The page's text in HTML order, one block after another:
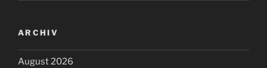
ARCHIV
August 2026